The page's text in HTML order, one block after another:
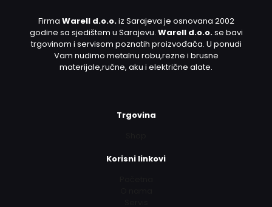
Firma Warell d.o.o.iz Sarajeva je osnovana 2002
godine sa sjedištem u Sarajevu. Warell d.o.o.se bavi
trgovinom i servisom poznatih proizvođača. U ponudi
Vam nudimo metalnu robu,rezne i brusne
materijale,ručne, aku i električne alate.
Trgovina
Korisni linkovi